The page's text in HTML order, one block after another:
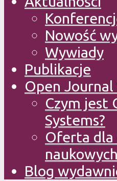
Nowość
Wywiady
Publikacje
Open Journal
Czym jest
Systems?
Oferta dla
naukowych
Blog